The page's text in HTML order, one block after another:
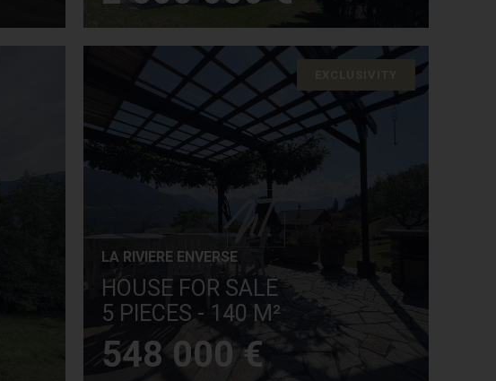
LA RIVIERE ENVERSE
HOUSE FOR SALE
5 PIECES - 140 M²
548 000 €